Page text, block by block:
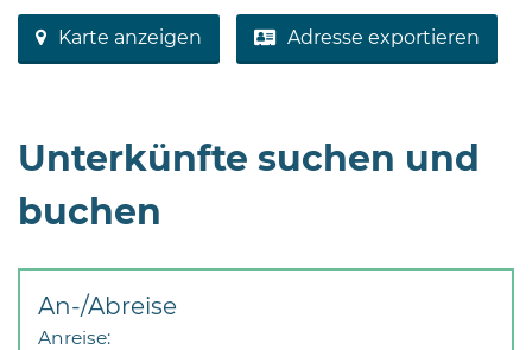
Karte anzeigen Adresse exportieren
Unterkünfte suchen und
buchen
An-/Abreise
Anreise: